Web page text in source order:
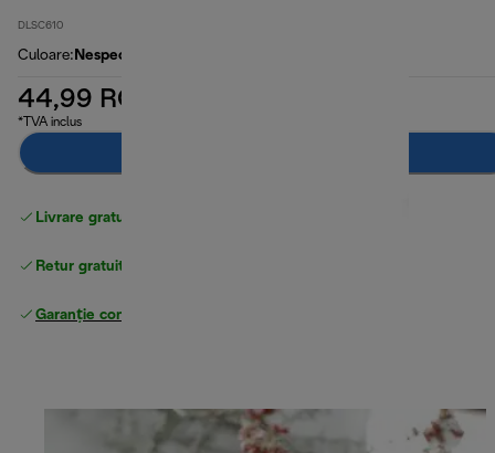
DLSC610
Culoare: Nespecificat
44,99 RON
*TVA inclus
Livrare gratuită standard
Retur gratuit
Garanție completă